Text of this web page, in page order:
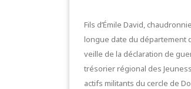
Fils d’Émile David,
longue date du département
veille de la déclaration de
trésorier régional des
actifs militants du cercle de